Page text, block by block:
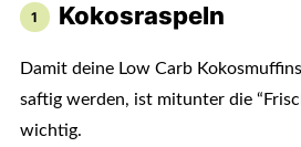
Kokosraspeln
Damit deine Low Carb
saftig werden, ist mitunter die
wichtig.